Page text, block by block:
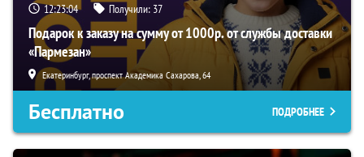
12:23:02 Получили: 37
Подарок к заказу на сумму от 1000р. от службы доставки
«Пармезан»
Екатеринбург, проспект Академика Сахарова, 64
Бесплатно ПОДРОБНЕЕ